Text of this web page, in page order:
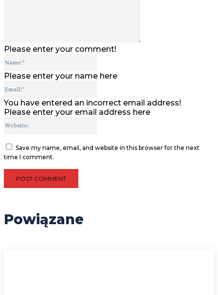
Please enter your comment!
Please enter your name here
You have entered an incorrect email address!
Please enter your email address here
Save my name, email, and website in this browser for the next
time I comment.
Powiązane